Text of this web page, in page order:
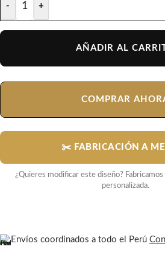
- +
AÑADIR AL
COMPRAR
✂️ FABRICACIÓN A
¿Quieres modificar este diseño?
personalizada.
Envíos coordinados a todo el Perú